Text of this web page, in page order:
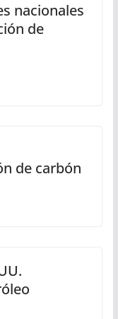
nacionales
de
de carbón